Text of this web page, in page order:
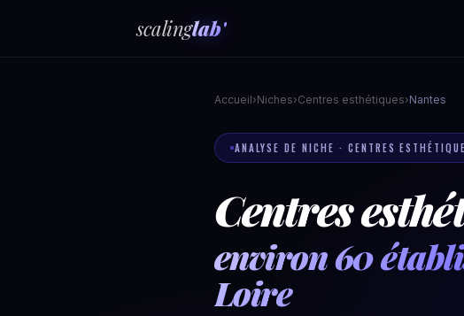
scalinglab'
Accueil›Niches›Centres esthétiques›Nantes
ANALYSE DE NICHE · CENTRES
Centres
environ 60
Loire